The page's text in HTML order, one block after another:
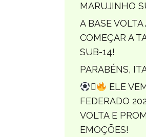
MARUJINHO
A BASE VOLTA
COMEÇAR A
SUB-14!
PARABÉNS,

ELE
FEDERADO
VOLTA E
EMOÇÕES!